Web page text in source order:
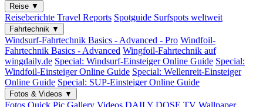
Reise ▼
Reiseberichte Travel Reports Spotguide Surfspots weltweit
Fahrtechnik ▼
Windsurf-Fahrtechnik Basics - Advanced - Pro Windfoil-
Fahrtechnik Basics - Advanced Wingfoil-Fahrtechnik auf
wingdaily.de Special: Windsurf-EinsteigerOnline Guide Special:
Windfoil-EinsteigerOnline Guide Special: Wellenreit-Einsteiger
Online Guide Special: SUP-EinsteigerOnline Guide
Fotos & Videos ▼
Fotos Quick Pic Gallery Videos DAILY DOSE TV Wallpaper